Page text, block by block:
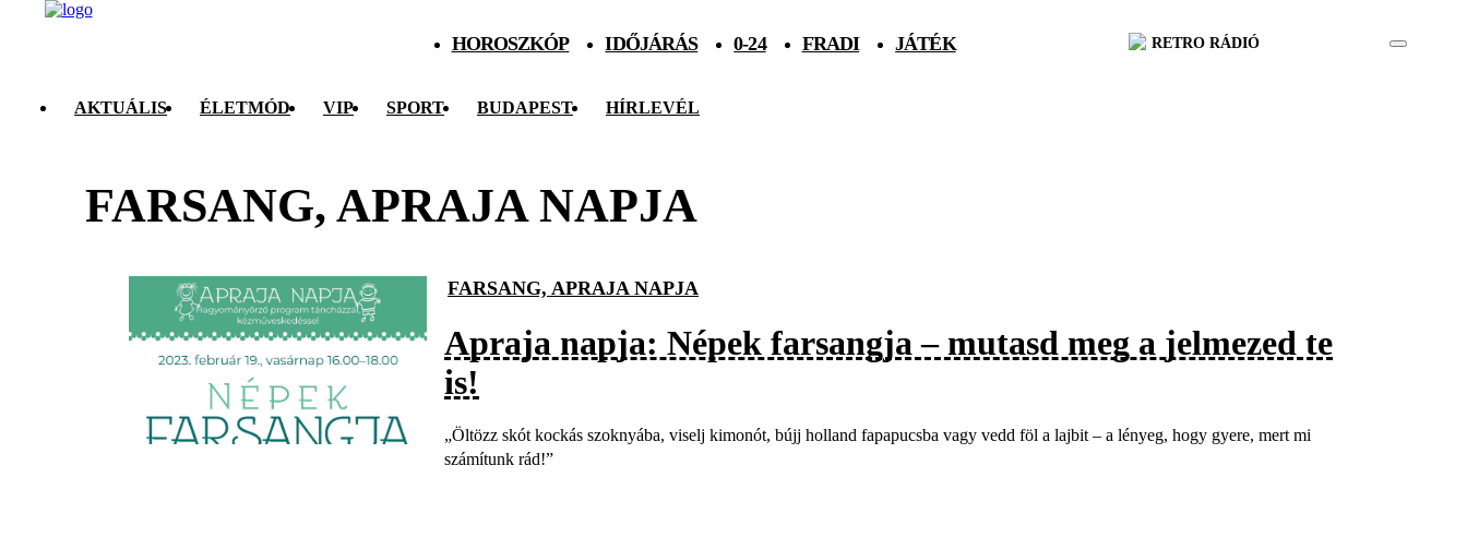
HOROSZKÓP IDŐJÁRÁS 0-24 FRADI JÁTÉK RETRO RÁDIÓ
AKTUÁLIS ÉLETMÓD VIP SPORT BUDAPEST HÍRLEVÉL
FARSANG, APRAJA NAPJA
FARSANG, APRAJA NAPJA
Apraja napja: Népek farsangja – mutasd meg a jelmezed te
is!
„Öltözz skót kockás szoknyába, viselj kimonót, bújj holland fapapucsba vagy vedd föl a lajbit – a lényeg, hogy gyere, mert mi
számítunk rád!”